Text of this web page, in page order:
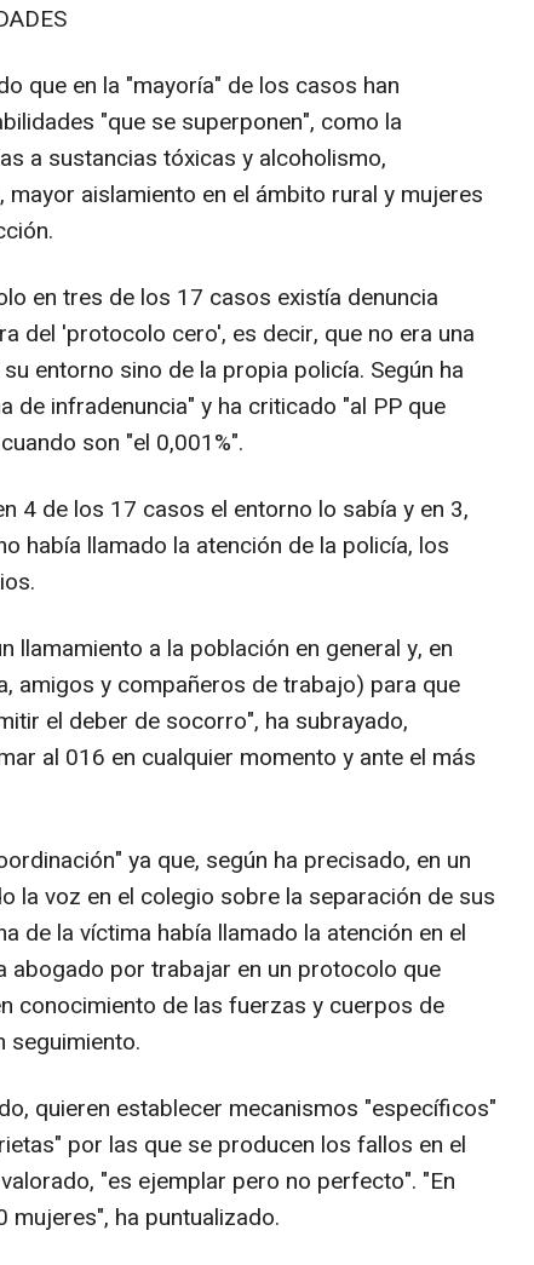
que en la "mayoría" de los casos han
"que se superponen", como la
a sustancias tóxicas y alcoholismo,
aislamiento en el ámbito rural y mujeres
en tres de los 17 casos existía denuncia
del 'protocolo cero', es decir, que no era una
entorno sino de la propia policía. Según ha
de infradenuncia" y ha criticado "al PP que
son "el 0,001%".
4 de los 17 casos el entorno lo sabía y en 3,
había llamado la atención de la policía, los
llamamiento a la población en general y, en
amigos y compañeros de trabajo) para que
el deber de socorro", ha subrayado,
al 016 en cualquier momento y ante el más
ya que, según ha precisado, en un
la voz en el colegio sobre la separación de sus
de la víctima había llamado la atención en el
abogado por trabajar en un protocolo que
conocimiento de las fuerzas y cuerpos de
seguimiento.
quieren establecer mecanismos "específicos"
por las que se producen los fallos en el
"es ejemplar pero no perfecto". "En
mujeres", ha puntualizado.